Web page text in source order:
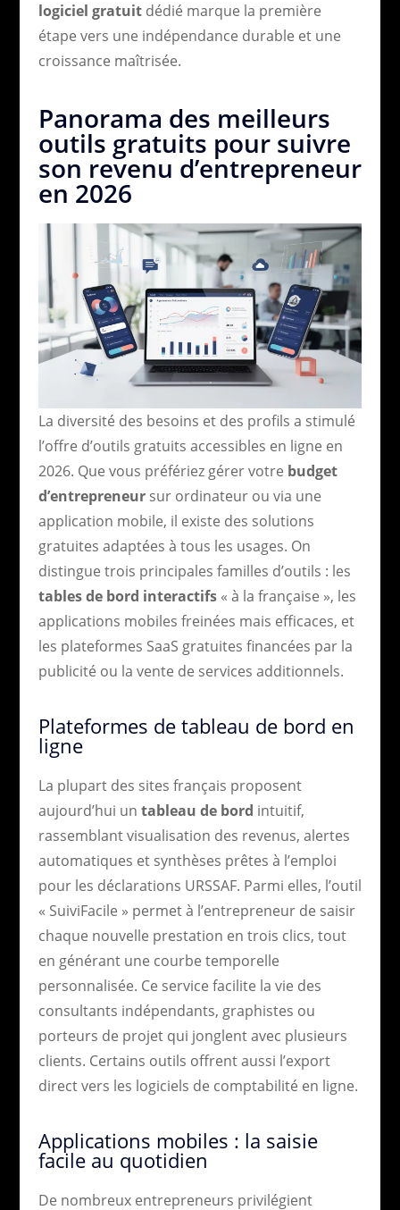
logiciel gratuitdédié marque la première
étape vers une indépendance durable et une
croissance maîtrisée.
Panorama des meilleurs
outils gratuits pour suivre
son revenu d’entrepreneur
en 2026
La diversité des besoins et des profils a stimulé
l’offre d’outils gratuits accessibles en ligne en
2026. Que vous préfériez gérer votre budget
d’entrepreneursur ordinateur ou via une
application mobile, il existe des solutions
gratuites adaptées à tous les usages. On
distingue trois principales familles d’outils : les
tables de bord interactifs« à la française », les
applications mobiles freinées mais efficaces, et
les plateformes SaaS gratuites financées par la
publicité ou la vente de services additionnels.
Plateformes de tableau de bord en
ligne
La plupart des sites français proposent
aujourd’hui un tableau de bord intuitif,
rassemblant visualisation des revenus, alertes
automatiques et synthèses prêtes à l’emploi
pour les déclarations URSSAF. Parmi elles, l’outil
« SuiviFacile » permet à l’entrepreneur de saisir
chaque nouvelle prestation en trois clics, tout
en générant une courbe temporelle
personnalisée. Ce service facilite la vie des
consultants indépendants, graphistes ou
porteurs de projet qui jonglent avec plusieurs
clients. Certains outils offrent aussi l’export
direct vers les logiciels de comptabilité en ligne.
Applications mobiles : la saisie
facile au quotidien
De nombreux entrepreneurs privilégient